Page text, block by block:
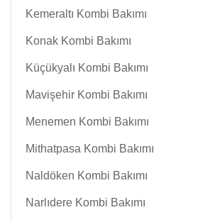
Kemeraltı Kombi Bakımı
Konak Kombi Bakımı
Küçükyalı Kombi Bakımı
Mavişehir Kombi Bakımı
Menemen Kombi Bakımı
Mithatpasa Kombi Bakımı
Naldöken Kombi Bakımı
Narlıdere Kombi Bakımı